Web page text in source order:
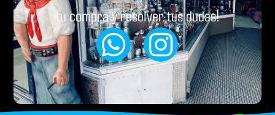
tu compra y resolver tus dudas!